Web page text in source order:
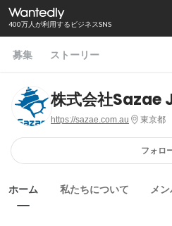
400万人が利用するビジネスSNS
募集 ストーリー
株式会社Sazae
https://sazae.com.au 東京都
フォロ
ホーム 私たちについて メ